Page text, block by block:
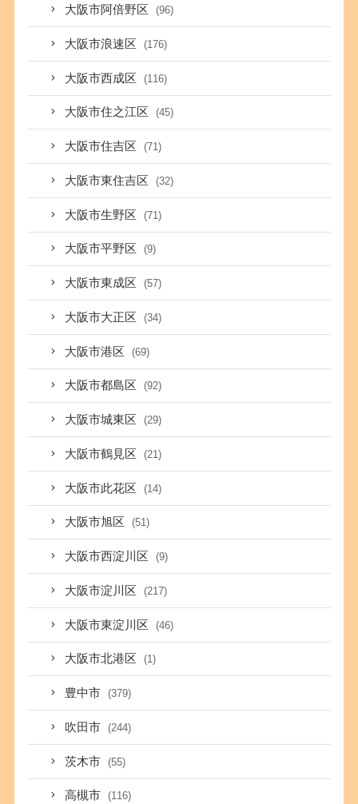
大阪市阿倍野区 (96)
大阪市浪速区 (176)
大阪市西成区 (116)
大阪市住之江区 (45)
大阪市住吉区 (71)
大阪市東住吉区 (32)
大阪市生野区 (71)
大阪市平野区 (9)
大阪市東成区 (57)
大阪市大正区 (34)
大阪市港区 (69)
大阪市都島区 (92)
大阪市城東区 (29)
大阪市鶴見区 (21)
大阪市此花区 (14)
大阪市旭区 (51)
大阪市西淀川区 (9)
大阪市淀川区 (217)
大阪市東淀川区 (46)
大阪市北港区 (1)
豊中市 (379)
吹田市 (244)
茨木市 (55)
高槻市 (116)